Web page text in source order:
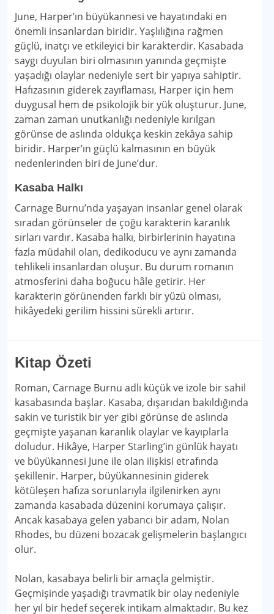
June, Harper’ın büyükannesi ve hayatındaki en
önemli insanlardan biridir. Yaşlılığına rağmen
güçlü, inatçı ve etkileyici bir karakterdir. Kasabada
saygı duyulan biri olmasının yanında geçmişte
yaşadığı olaylar nedeniyle sert bir yapıya sahiptir.
Hafızasının giderek zayıflaması, Harper için hem
duygusal hem de psikolojik bir yük oluşturur. June,
zaman zaman unutkanlığı nedeniyle kırılgan
görünse de aslında oldukça keskin zekâya sahip
biridir. Harper’ın güçlü kalmasının en büyük
nedenlerinden biri de June’dur.
Kasaba Halkı
Carnage Burnu’nda yaşayan insanlar genel olarak
sıradan görünseler de çoğu karakterin karanlık
sırları vardır. Kasaba halkı, birbirlerinin hayatına
fazla müdahil olan, dedikoducu ve aynı zamanda
tehlikeli insanlardan oluşur. Bu durum romanın
atmosferini daha boğucu hâle getirir. Her
karakterin görünenden farklı bir yüzü olması,
hikâyedeki gerilim hissini sürekli artırır.
Kitap Özeti
Roman, Carnage Burnu adlı küçük ve izole bir sahil
kasabasında başlar. Kasaba, dışarıdan bakıldığında
sakin ve turistik bir yer gibi görünse de aslında
geçmişte yaşanan karanlık olaylar ve kayıplarla
doludur. Hikâye, Harper Starling’in günlük hayatı
ve büyükannesi June ile olan ilişkisi etrafında
şekillenir. Harper, büyükannesinin giderek
kötüleşen hafıza sorunlarıyla ilgilenirken aynı
zamanda kasabada düzenini korumaya çalışır.
Ancak kasabaya gelen yabancı bir adam, Nolan
Rhodes, bu düzeni bozacak gelişmelerin başlangıcı
olur.
Nolan, kasabaya belirli bir amaçla gelmiştir.
Geçmişinde yaşadığı travmatik bir olay nedeniyle
her yıl bir hedef seçerek intikam almaktadır. Bu kez